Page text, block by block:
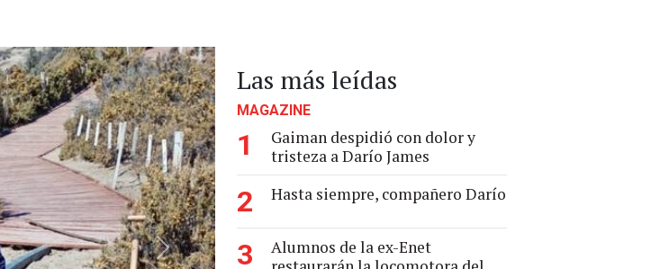
Siguiente
Las más leídas
MAGAZINE
1
Gaiman despidió con dolor y
tristeza a Darío James
2 Hasta siempre, compañero Darío
3
Alumnos de la ex-Enet